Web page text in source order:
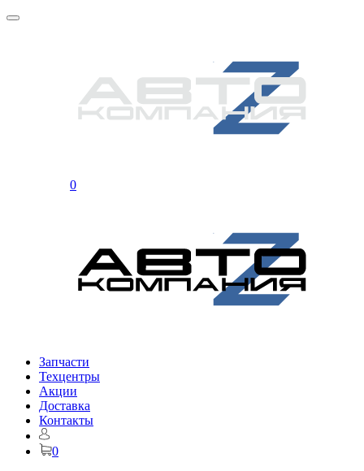
0
Запчасти
Техцентры
Акции
Доставка
Контакты
0